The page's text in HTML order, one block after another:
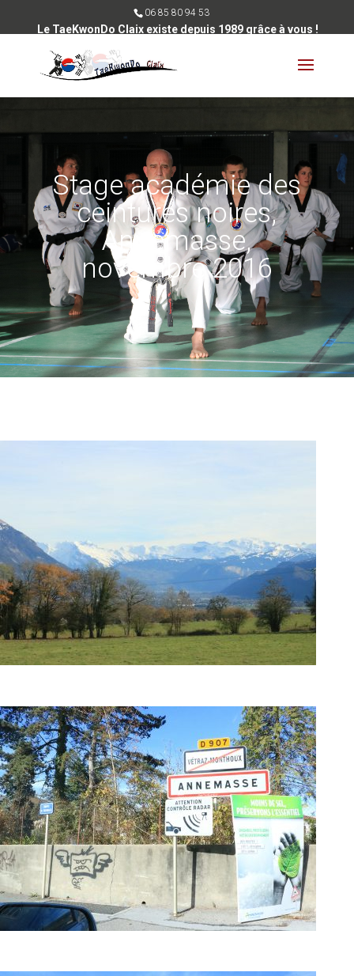
06 85 80 94 53
Le TaeKwonDo Claix existe depuis 1989 grâce à vous !
Stage académie des
ceintures noires,
Annemasse,
novembre 2016